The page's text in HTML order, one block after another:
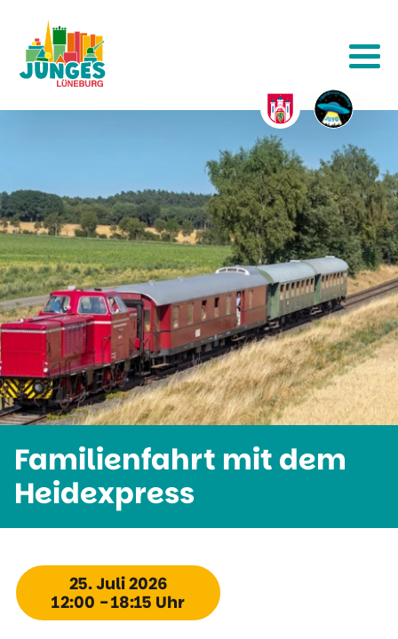
Familienfahrt mit dem
Heidexpress
25. Juli 2026
12:00 - 18:15 Uhr